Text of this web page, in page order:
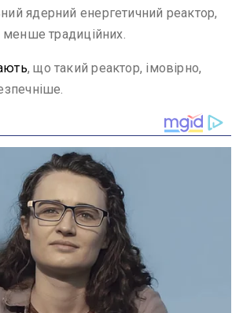
ядерний енергетичний реактор,
менше традиційних.
, що такий реактор, імовірно,